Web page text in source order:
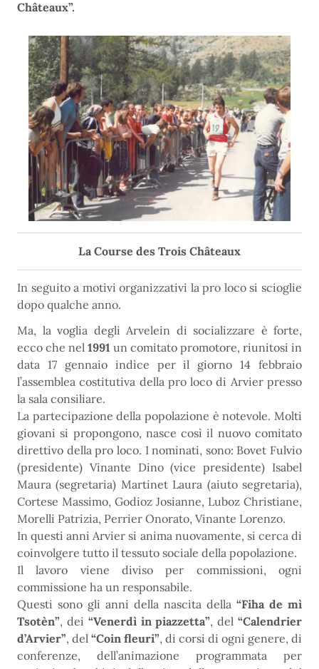
Châteaux”.
La Course des Trois Châteaux
In seguito a motivi organizzativi la pro loco si scioglie
dopo qualche anno.
Ma, la voglia degli Arvelein di socializzare è forte,
ecco che nel 1991 un comitato promotore, riunitosi in
data 17 gennaio indìce per il giorno 14 febbraio
l’assemblea costitutiva della pro loco di Arvier presso
la sala consiliare.
La partecipazione della popolazione è notevole. Molti
giovani si propongono, nasce così il nuovo comitato
direttivo della pro loco. I nominati, sono: Bovet Fulvio
(presidente) Vinante Dino (vice presidente) Isabel
Maura (segretaria) Martinet Laura (aiuto segretaria),
Cortese Massimo, Godioz Josianne, Luboz Christiane,
Morelli Patrizia, Perrier Onorato, Vinante Lorenzo.
In questi anni Arvier si anima nuovamente, si cerca di
coinvolgere tutto il tessuto sociale della popolazione.
Il lavoro viene diviso per commissioni, ogni
commissione ha un responsabile.
Questi sono gli anni della nascita della “Fiha de mì
Tsotèn”, dei “Venerdì in piazzetta”, del“Calendrier
d’Arvier”, del “Coin fleuri”, di corsi di ogni genere, di
conferenze, dell’animazione programmata per